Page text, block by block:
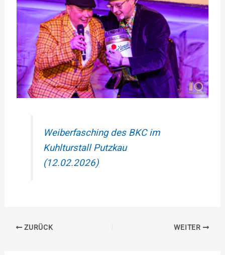
Weiberfasching des BKC im
Kuhlturstall Putzkau
(12.02.2026)
ZURÜCK WEITER